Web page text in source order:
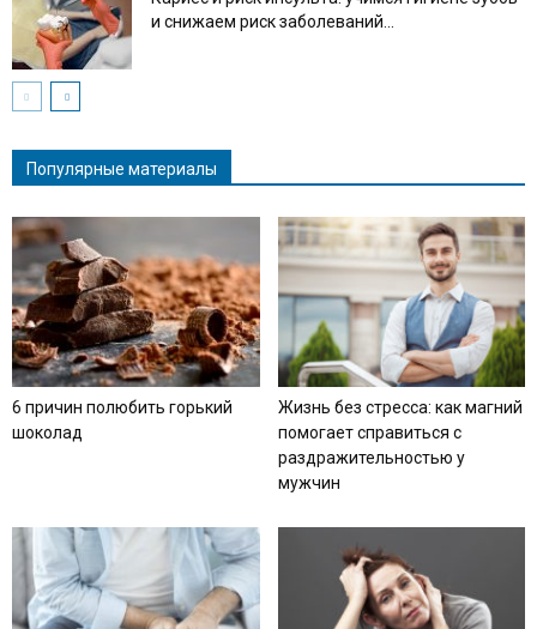
и снижаем риск заболеваний...
Популярные материалы
6 причин полюбить горький
шоколад
Жизнь без стресса: как магний
помогает справиться с
раздражительностью у
мужчин